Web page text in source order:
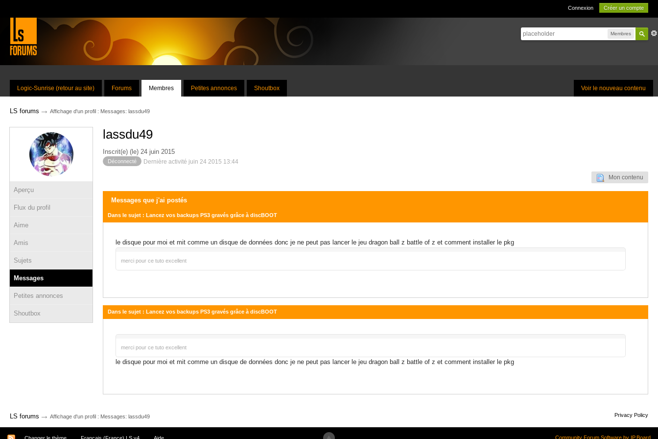
Connexion Créer un compte
Membres
Voir le nouveau contenu
Logic-Sunrise (retour au site) Forums Membres Petites annonces Shoutbox
LS forums → Affichage d'un profil : Messages: lassdu49
Aperçu
Flux du profil
Aime
Amis
Sujets
Messages
Petites annonces
Shoutbox
lassdu49
Inscrit(e) (le) 24 juin 2015
Déconnecté Dernière activité juin 24 2015 13:44
Mon contenu
Messages que j'ai postés
Dans le sujet : Lancez vos backups PS3 gravés grâce à discBOOT
le disque pour moi et mit comme un disque de données donc je ne peut pas lancer le jeu dragon ball z battle of z et comment installer le pkg
merci pour ce tuto excellent
Dans le sujet : Lancez vos backups PS3 gravés grâce à discBOOT
merci pour ce tuto excellent
le disque pour moi et mit comme un disque de données donc je ne peut pas lancer le jeu dragon ball z battle of z et comment installer le pkg
LS forums → Affichage d'un profil : Messages: lassdu49 Privacy Policy
Community Forum Software by IP.Board